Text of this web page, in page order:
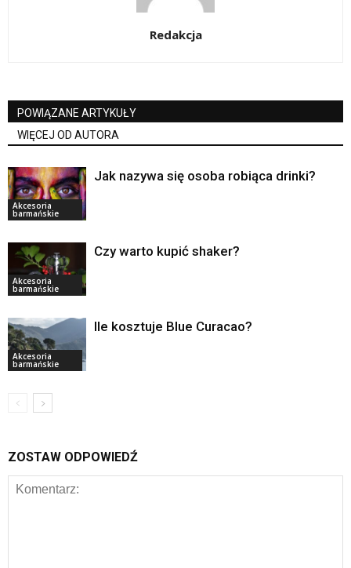
Redakcja
POWIĄZANE ARTYKUŁY
WIĘCEJ OD AUTORA
Akcesoria
barmańskie
Jak nazywa się osoba robiąca drinki?
Akcesoria
barmańskie
Czy warto kupić shaker?
Akcesoria
barmańskie
Ile kosztuje Blue Curacao?
ZOSTAW ODPOWIEDŹ